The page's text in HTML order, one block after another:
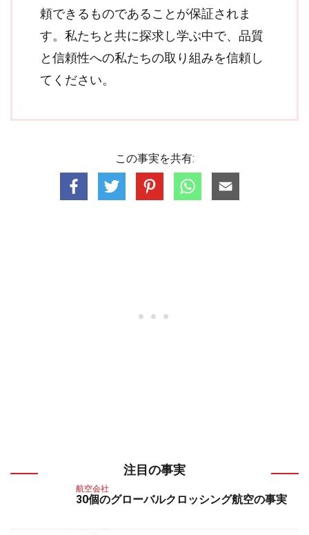
頼できるものであることが保証されま
す。私たちと共に探求し学ぶ中で、品質
と信頼性への私たちの取り組みを信頼し
てください。
この事実を共有:
注目の事実
航空会社
30個のグローバルクロッシング航空の事実